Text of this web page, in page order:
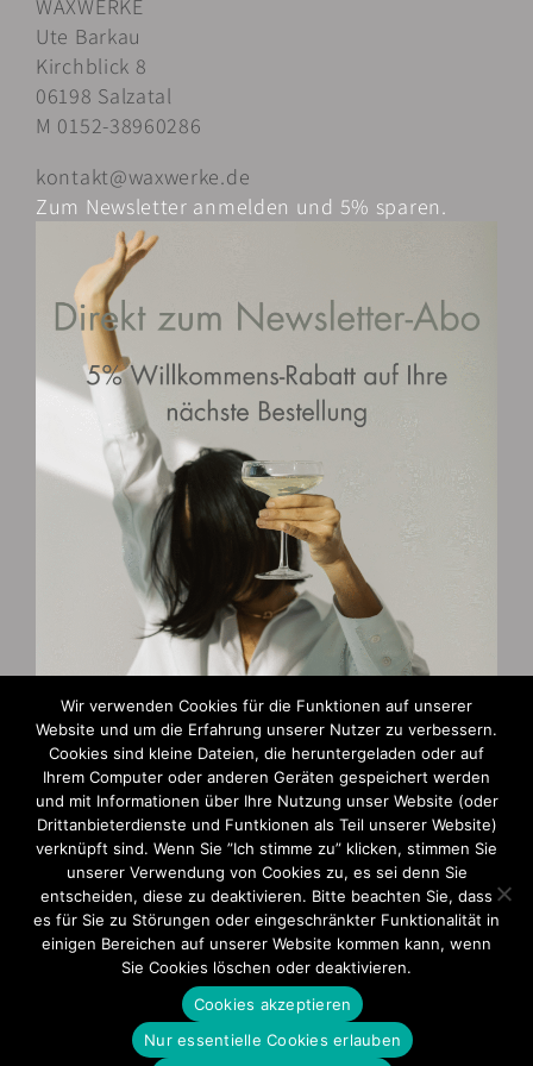
auf
Produktseite
gewählt
WAXWERKE
Ute Barkau
Kirchblick 8
06198 Salzatal
M 0152-38960286
kontakt@waxwerke.de
Zum Newsletter anmelden und 5% sparen.
Zahlungsarten
AGB und Widerruf
Impressum
Datenschutzerklärung
Wir verwenden Cookies für die Funktionen auf unserer
Website und um die Erfahrung unserer Nutzer zu verbessern.
Cookies sind kleine Dateien, die heruntergeladen oder auf
Ihrem Computer oder anderen Geräten gespeichert werden
und mit Informationen über Ihre Nutzung unser Website (oder
Drittanbieterdienste und Funtkionen als Teil unserer Website)
verknüpft sind. Wenn Sie ”Ich stimme zu” klicken, stimmen Sie
unserer Verwendung von Cookies zu, es sei denn Sie
entscheiden, diese zu deaktivieren. Bitte beachten Sie, dass
es für Sie zu Störungen oder eingeschränkter Funktionalität in
einigen Bereichen auf unserer Website kommen kann, wenn
Sie Cookies löschen oder deaktivieren.
Cookies akzeptieren
Nur essentielle Cookies erlauben